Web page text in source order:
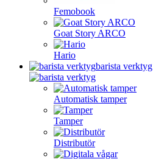
Femobook
Goat Story ARCO
Hario
barista verktyg
Automatisk tamper
Tamper
Distributör